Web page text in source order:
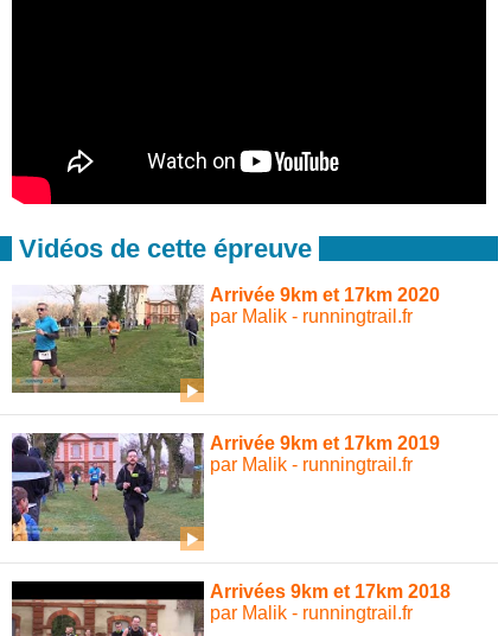
Vidéos de cette épreuve
Arrivée 9km et 17km 2020
par Malik - runningtrail.fr
Arrivée 9km et 17km 2019
par Malik - runningtrail.fr
Arrivées 9km et 17km 2018
par Malik - runningtrail.fr